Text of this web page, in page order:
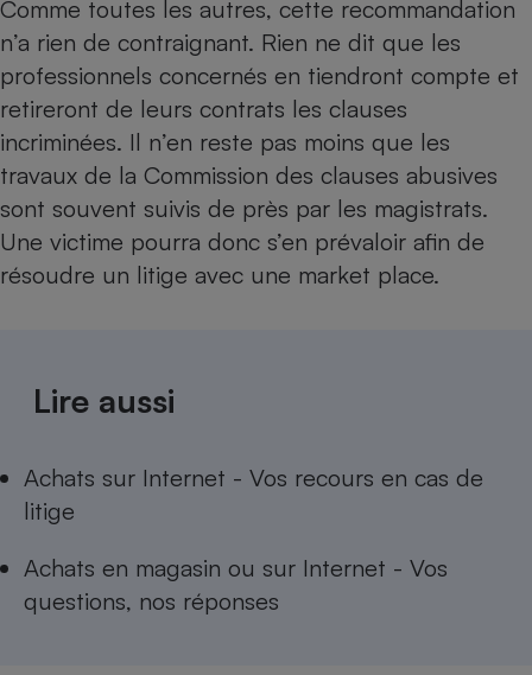
Comme toutes les autres, cette recommandation
n’a rien de contraignant. Rien ne dit que les
professionnels concernés en tiendront compte et
retireront de leurs contrats les clauses
incriminées. Il n’en reste pas moins que les
travaux de la Commission des clauses abusives
sont souvent suivis de près par les magistrats.
Une victime pourra donc s’en prévaloir afin de
résoudre un litige avec une market place.
Lire aussi
Achats sur Internet - Vos recours en cas de
litige
Achats en magasin ou sur Internet - Vos
questions, nos réponses